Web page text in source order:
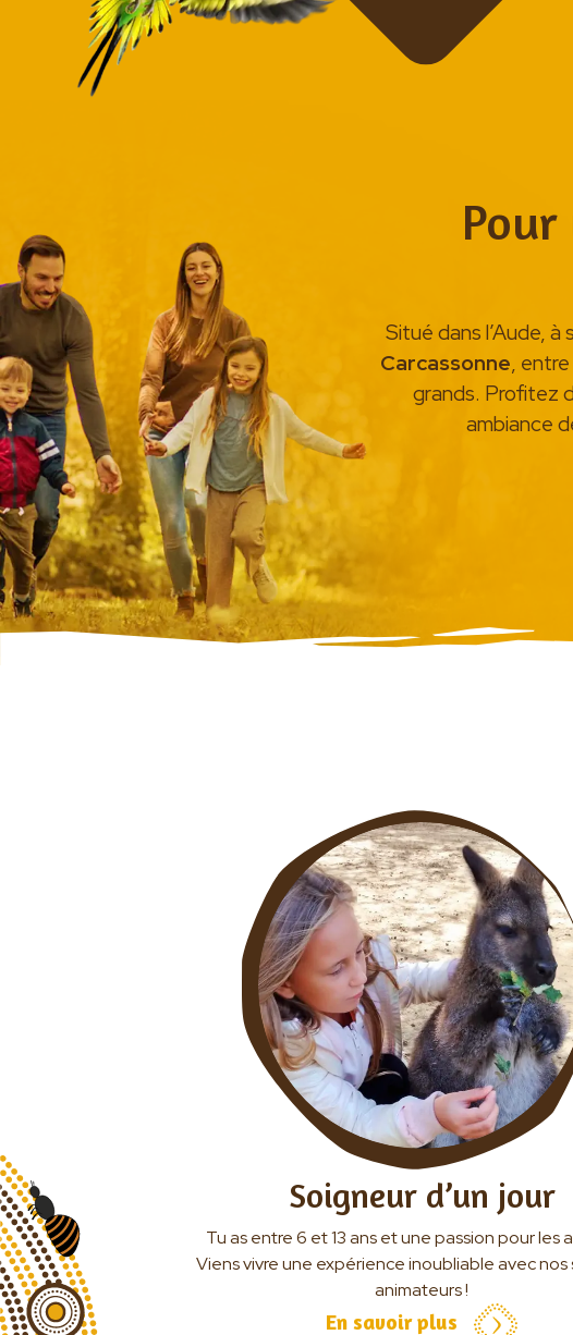
Situé dans l’Aude, à
Carcassonne, entre
grands. Profitez
ambiance
Soigneur d’un jour
Tu as entre 6 et 13 ans et une passion pour les
Viens vivre une expérience inoubliable avec nos
animateurs !
En savoir plus